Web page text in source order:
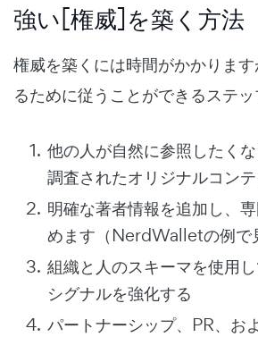
強い[権威]を築く方法
権威を築くには時間がかかりま
るために従うことができるステッ
他の人が自然に参照したく
調査されたオリジナルコン
明確な著者情報を追加し、
めます（NerdWalletの例で
組織と人のスキーマを使用
シグナルを強化する
パートナーシップ、PR、お